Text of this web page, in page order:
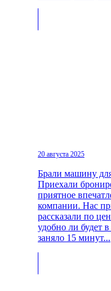
20 августа 2025
Брали машину
Приехали
приятное
компании. Нас
рассказали по
удобно ли будет
заняло 15 минут...